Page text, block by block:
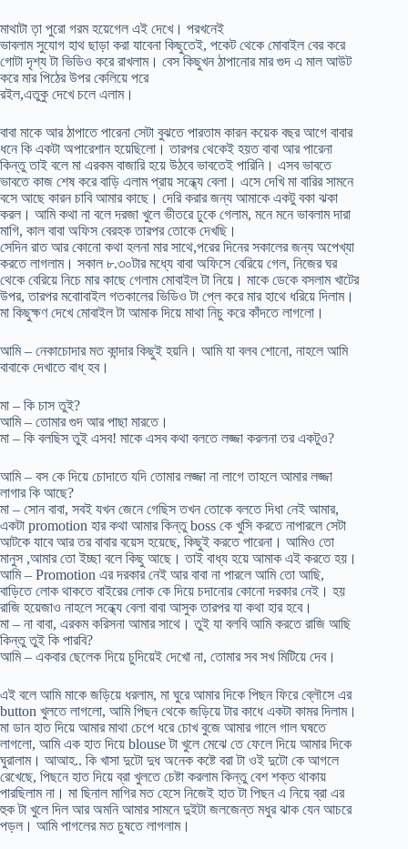
মাথাটা ত়া পুরো গরম হয়েগেল এই দেখে। পরখনেই
ভাবলাম সুযোগ হাথ ছাড়া করা যাবেনা কিছুতেই, পকেট থেকে মোবাইল বের করে
গোটা দৃশ্য টা ভিডিও করে রাখলাম। বেস কিছুখন ঠাপানোর মার গুদ এ মাল আউট
করে মার পিঠের উপর কেলিয়ে পরে
রইল,এতুকু দেখে চলে এলাম।
বাবা মাকে আর ঠাপাতে পারেনা সেটা বুঝতে পারতাম কারন কয়েক বছর আগে বাবার
ধনে কি একটা অপারেশান হয়েছিলো। তারপর থেকেই হয়ত বাবা আর পারেনা
কিন্তু তাই বলে মা এরকম বাজারি হয়ে উঠবে ভাবতেই পারিনি। এসব ভাবতে
ভাবতে কাজ শেষ করে বাড়ি এলাম প্রায় সন্ধ্যে বেলা। এসে দেখি মা বারির সামনে
বসে আছে কারন চাবি আমার কাছে। দেরি করার জন্য আমাকে একটু বকা ঝকা
করল। আমি কথা না বলে দরজা খুলে ভীতরে ঢুকে গেলাম, মনে মনে ভাবলাম দারা
মাগি, কাল বাবা অফিস বেরহক তারপর তোকে দেখছি।
সেদিন রাত আর কোনো কথা হলনা মার সাথে,পরের দিনের সকালের জন্য অপেখ্যা
করতে লাগলাম। সকাল ৮.৩০টার মধ্যে বাবা অফিসে বেরিয়ে গেল, নিজের ঘর
থেকে বেরিয়ে নিচে মার কাছে গেলাম মোবাইল টা নিয়ে। মাকে ডেকে বসলাম খাটের
উপর, তারপর মবাোবাইল গতকালের ভিডিও টা প্লে করে মার হাথে ধরিয়ে দিলাম।
মা কিছুক্ষণ দেখে মোবাইল টা আমাক দিয়ে মাথা নিচু করে কাঁদতে লাগলো।
আমি – নেকাচোদার মত কান্দার কিছুই হয়নি। আমি যা বলব শোনো, নাহলে আমি
বাবাকে দেখাতে বাধ্ হব।
মা – কি চাস তুই?
আমি – তোমার গুদ আর পাছা মারতে।
মা – কি বলছিস তুই এসব! মাকে এসব কথা বলতে লজ্জা করলনা তর একটুও?
আমি – বস কে দিয়ে চোদাতে যদি তোমার লজ্জা না লাগে তাহলে আমার লজ্জা
লাগার কি আছে?
মা – সোন বাবা, সবই যখন জেনে গেছিস তখন তোকে বলতে দিধা নেই আমার,
একটা promotion হার কথা আমার কিন্তু boss কে খুসি করতে নাপারলে সেটা
আটকে যাবে আর তর বাবার বয়েস হয়েছে, কিছুই করতে পারেনা। আমিও তো
মানুস ,আমার তো ইচ্ছা বলে কিছু আছে। তাই বাধ্য হয়ে আমাক এই করতে হয়।
আমি – Promotion এর দরকার নেই আর বাবা না পারলে আমি তো আছি,
বাড়িতে লোক থাকতে বাইরের লোক কে দিয়ে চদানোর কোনো দরকার নেই। হয়
রাজি হয়েজাও নাহলে সন্ধ্যে বেলা বাবা আসুক তারপর যা কথা হার হবে।
মা – না বাবা, এরকম করিসনা আমার সাথে। তুই যা বলবি আমি করতে রাজি আছি
কিন্তু তুই কি পারবি?
আমি – একবার ছেলেক দিয়ে চুদিয়েই দেখো না, তোমার সব সখ মিটিয়ে দেব।
এই বলে আমি মাকে জড়িয়ে ধরলাম, মা ঘুরে আমার দিকে পিছন ফিরে ব্লৌসে এর
button খুলতে লাগলো, আমি পিছন থেকে জড়িয়ে টার কাধে একটা কামর দিলাম।
মা ডান হাত দিয়ে আমার মাথা চেপে ধরে চোখ বুজে আমার গালে গাল ঘষতে
লাগলো, আমি এক হাত দিয়ে blouse টা খুলে মেঝে তে ফেলে দিয়ে আমার দিকে
ঘুরালাম। আআহ.. কি খাসা দুটো দুধ অনেক কষ্টে বরা টা ওই দুটো কে আগলে
রেখেছে, পিছনে হাত দিয়ে ব্রা খুলতে চেষ্টা করলাম কিন্তু বেশ শক্ত থাকায়
পারছিলাম না। মা ছিনাল মাগির মত হেসে নিজেই হাত টা পিছন এ নিয়ে ব্রা এর
হুক টা খুলে দিল আর অমনি আমার সামনে দুইটা জলজেন্ত মধুর ঝাক যেন আচরে
পড়ল। আমি পাগলের মত চুষতে লাগলাম।